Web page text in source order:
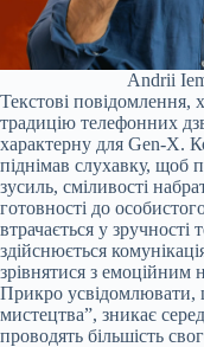
Andrii
Текстові повідомлення,
традицію телефонних
характерну для Gen-X.
піднімав слухавку, щоб
зусиль, сміливості
готовності до
втрачається у
здійснюється
зрівнятися з емоційним
Прикро усвідомлювати,
мистецтва”, зникає
проводять більшість